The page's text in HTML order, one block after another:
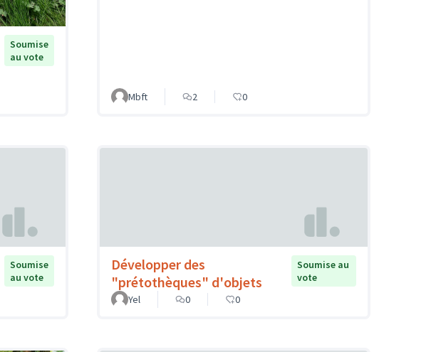
Soumise
au vote
Mbft 2 0
Soumise
au vote
Développer des
"prétothèques" d'objets
Soumise au
vote
Yel
0 0